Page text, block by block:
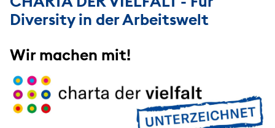
Diversity in der Arbeitswelt
Wir machen mit!